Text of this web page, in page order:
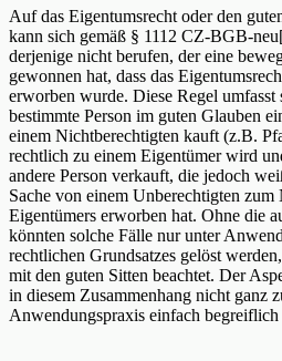
Auf das Eigentumsrecht oder den
kann sich gemäß § 1112 CZ-BGB-
derjenige nicht berufen, der eine
gewonnen hat, dass das
erworben wurde. Diese Regel umfasst
bestimmte Person im guten Glauben
einem Nichtberechtigten kauft (z.B.
rechtlich zu einem Eigentümer wird
andere Person verkauft, die jedoch
Sache von einem Unberechtigten zum
Eigentümers erworben hat. Ohne die
könnten solche Fälle nur unter
rechtlichen Grundsatzes gelöst
mit den guten Sitten beachtet. Der
in diesem Zusammenhang nicht ganz
Anwendungspraxis einfach begreiflich